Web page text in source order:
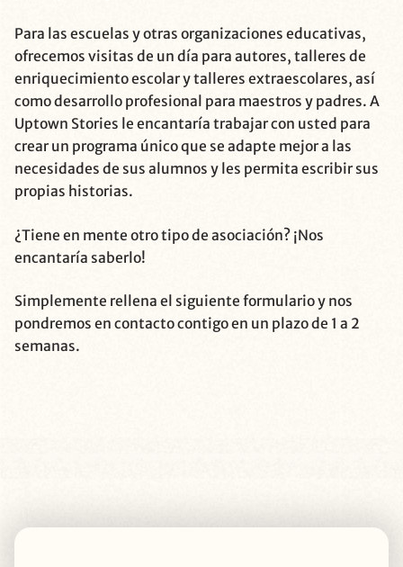
Para las escuelas y otras organizaciones educativas,
ofrecemos visitas de un día para autores, talleres de
enriquecimiento escolar y talleres extraescolares, así
como desarrollo profesional para maestros y padres. A
Uptown Stories le encantaría trabajar con usted para
crear un programa único que se adapte mejor a las
necesidades de sus alumnos y les permita escribir sus
propias historias.
¿Tiene en mente otro tipo de asociación? ¡Nos
encantaría saberlo!
Simplemente rellena el siguiente formulario y nos
pondremos en contacto contigo en un plazo de 1 a 2
semanas.